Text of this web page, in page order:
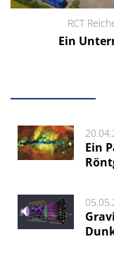
RCT
Ein
Ein